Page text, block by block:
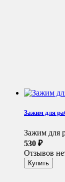
Зажим для
Зажим для
530 ₽
Отзывов